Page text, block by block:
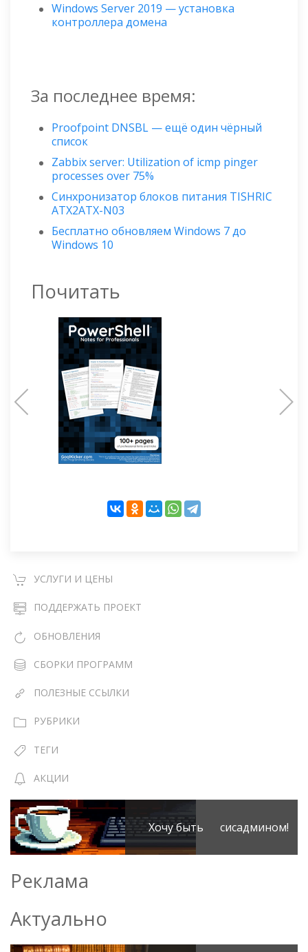
Windows Server 2019 — установка
контроллера домена
За последнее время:
Proofpoint DNSBL — ещё один чёрный
список
Zabbix server: Utilization of icmp pinger
processes over 75%
Синхронизатор блоков питания TISHRIC
ATX2ATX-N03
Бесплатно обновляем Windows 7 до
Windows 10
Почитать
УСЛУГИ И ЦЕНЫ
ПОДДЕРЖАТЬ ПРОЕКТ
ОБНОВЛЕНИЯ
СБОРКИ ПРОГРАММ
ПОЛЕЗНЫЕ ССЫЛКИ
РУБРИКИ
ТЕГИ
АКЦИИ
Хочу быть сисадмином!
Реклама
Актуально